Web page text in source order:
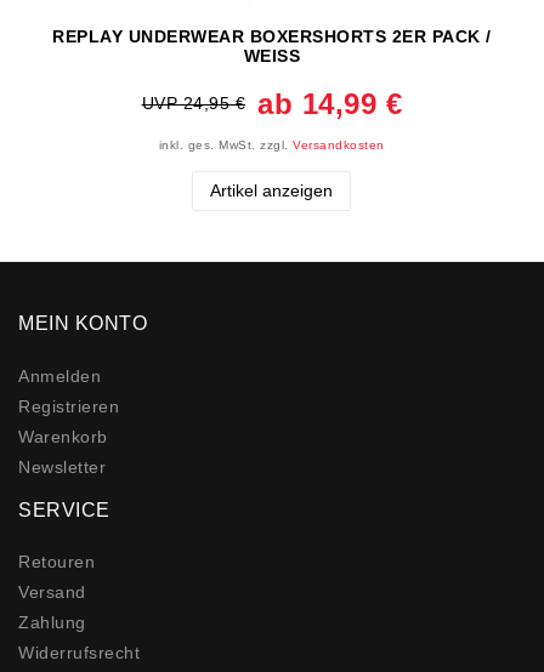
REPLAY UNDERWEAR BOXERSHORTS 2ER PACK /
WEISS
UVP 24,95 € ab 14,99 €
inkl. ges. MwSt. zzgl.Versandkosten
Artikel anzeigen
MEIN KONTO
Anmelden
Registrieren
Warenkorb
Newsletter
SERVICE
Retouren
Versand
Zahlung
Widerrufs­recht